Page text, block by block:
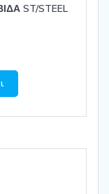
ST/STEEL